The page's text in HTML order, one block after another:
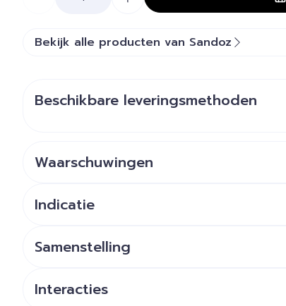
Bekijk alle producten van Sandoz
Beschikbare leveringsmethoden
Waarschuwingen
Indicatie
Samenstelling
De andere stoffen in dit geneesmiddel zijn:
Interacties